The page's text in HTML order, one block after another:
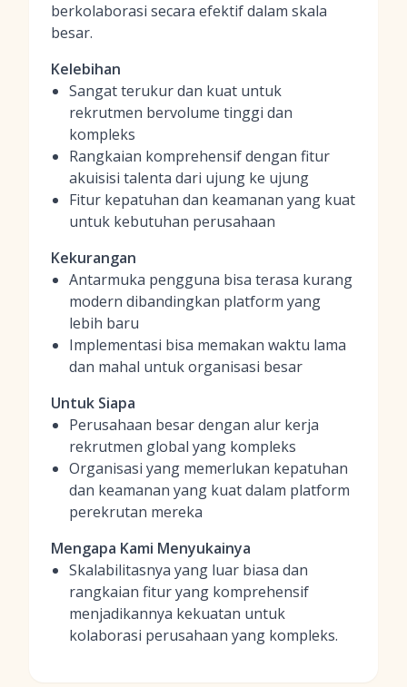
berkolaborasi secara efektif dalam skala
besar.
Kelebihan
Sangat terukur dan kuat untuk
rekrutmen bervolume tinggi dan
kompleks
Rangkaian komprehensif dengan fitur
akuisisi talenta dari ujung ke ujung
Fitur kepatuhan dan keamanan yang kuat
untuk kebutuhan perusahaan
Kekurangan
Antarmuka pengguna bisa terasa kurang
modern dibandingkan platform yang
lebih baru
Implementasi bisa memakan waktu lama
dan mahal untuk organisasi besar
Untuk Siapa
Perusahaan besar dengan alur kerja
rekrutmen global yang kompleks
Organisasi yang memerlukan kepatuhan
dan keamanan yang kuat dalam platform
perekrutan mereka
Mengapa Kami Menyukainya
Skalabilitasnya yang luar biasa dan
rangkaian fitur yang komprehensif
menjadikannya kekuatan untuk
kolaborasi perusahaan yang kompleks.